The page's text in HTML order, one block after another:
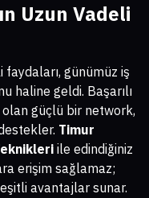
Uzun Vadeli
günümüz iş
haline geldi. Başarılı
güçlü bir network,
Timur
ile edindiğiniz
erişim sağlamaz;
avantajlar sunar.